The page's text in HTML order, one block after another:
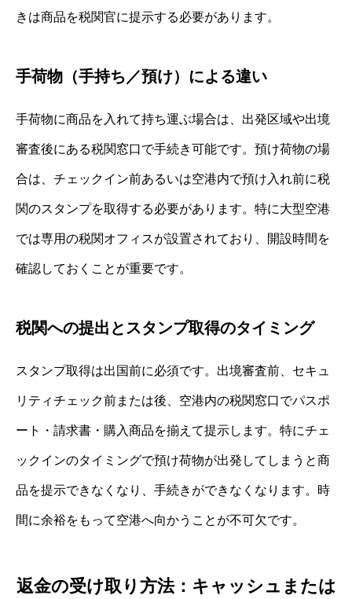
きは商品を税関官に提示する必要があります。
手荷物（手持ち／預け）による違い
手荷物に商品を入れて持ち運ぶ場合は、出発区域や出境
審査後にある税関窓口で手続き可能です。預け荷物の場
合は、チェックイン前あるいは空港内で預け入れ前に税
関のスタンプを取得する必要があります。特に大型空港
では専用の税関オフィスが設置されており、開設時間を
確認しておくことが重要です。
税関への提出とスタンプ取得のタイミング
スタンプ取得は出国前に必須です。出境審査前、セキュ
リティチェック前または後、空港内の税関窓口でパスポ
ート・請求書・購入商品を揃えて提示します。特にチェ
ックインのタイミングで預け荷物が出発してしまうと商
品を提示できなくなり、手続きができなくなります。時
間に余裕をもって空港へ向かうことが不可欠です。
返金の受け取り方法：キャッシュまたは